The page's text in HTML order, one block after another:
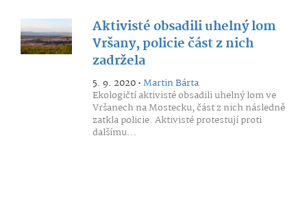
Aktivisté obsadili uhelný lom
Vršany, policie část z nich
zadržela
5. 9. 2020 •Martin Bárta
Ekologičtí aktivisté obsadili uhelný lom ve
Vršanech na Mostecku, část z nich následně
zatkla policie. Aktivisté protestují proti
dalšímu...